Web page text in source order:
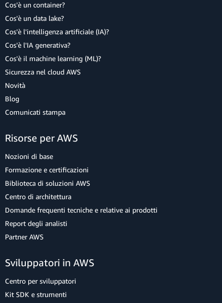
Cos'è un container?
Cos'è un data lake?
Cos'è l'intelligenza artificiale (IA)?
Cos'è l'IA generativa?
Cos'è il machine learning (ML)?
Sicurezza nel cloud AWS
Novità
Blog
Comunicati stampa
Risorse per AWS
Nozioni di base
Formazione e certificazioni
Biblioteca di soluzioni AWS
Centro di architettura
Domande frequenti tecniche e relative ai prodotti
Report degli analisti
Partner AWS
Sviluppatori in AWS
Centro per sviluppatori
Kit SDK e strumenti